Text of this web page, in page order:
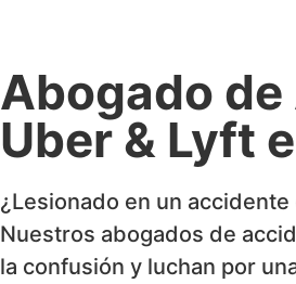
Abogado
Uber & Lyft
¿Lesionado en un
Nuestros abogados de
la confusión y luchan por